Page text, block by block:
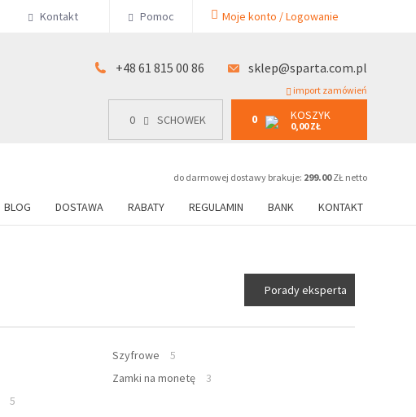
Kontakt Pomoc Moje konto / Logowanie
+48 61 815 00 86 sklep@sparta.com.pl
import zamówień
0 SCHOWEK 0 KOSZYK
0,00 ZŁ
do darmowej dostawy brakuje: 299.00ZŁ netto
BLOG DOSTAWA RABATY REGULAMIN BANK KONTAKT
0 SCHOWEK 0 KOSZYK
0,00 ZŁ
+48 61 815 00 86
Porady eksperta
5
Szyfrowe
5
Zamki na monetę
3